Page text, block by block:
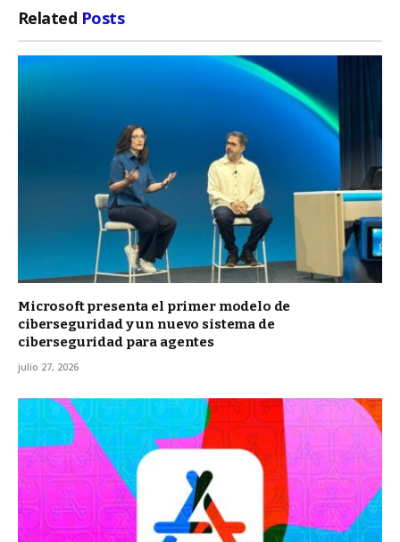
Related Posts
Microsoft presenta el primer modelo de
ciberseguridad y un nuevo sistema de
ciberseguridad para agentes
julio 27, 2026